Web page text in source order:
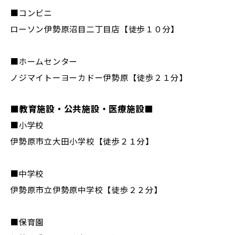
■コンビニ
ローソン伊勢原沼目二丁目店【徒歩１０分】
■ホームセンター
ノジマイトーヨーカドー伊勢原【徒歩２１分】
■教育施設・公共施設・医療施設■
■小学校
伊勢原市立大田小学校【徒歩２１分】
■中学校
伊勢原市立伊勢原中学校【徒歩２２分】
■保育園